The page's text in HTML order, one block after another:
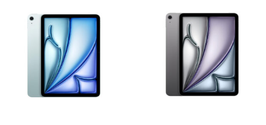
,470
,000 CFA
,470
,000